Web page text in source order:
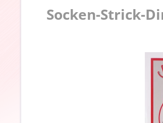
Socken-Strick-